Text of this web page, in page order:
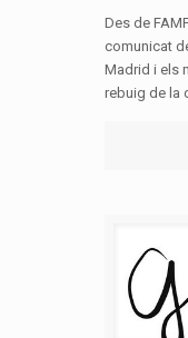
Des de
comunicat
Madrid i els
rebuig de la